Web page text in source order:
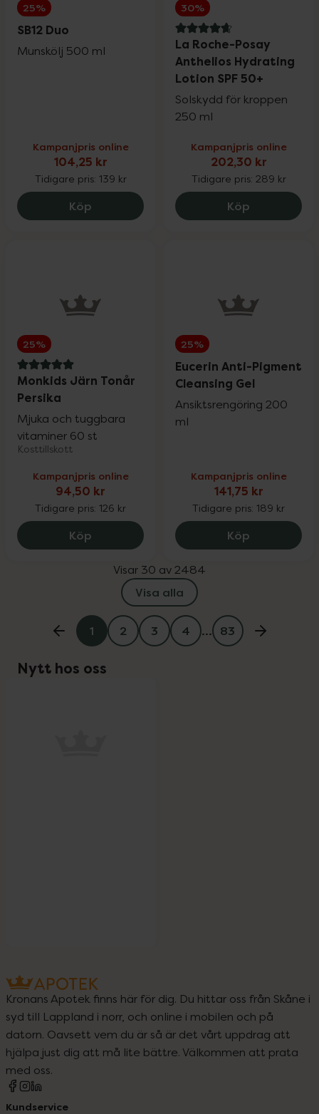
25%
SB12 Duo
Munskölj 500 ml
Kampanjpris online
104,25 kr
Tidigare pris: 139 kr
Köp SB12 Duo, 104.25 kr.
30%
4.8 av 5 i omdöme
La Roche-Posay
Anthelios Hydrating
Lotion SPF 50+
Solskydd för kroppen
250 ml
Kampanjpris online
202,30 kr
Tidigare pris: 289 kr
Köp La Roche-
25%
5 av 5 i omdöme
Monkids Järn Tonår
Persika
Mjuka och tuggbara
vitaminer 60 st
Kosttillskott
Kampanjpris online
94,50 kr
Tidigare pris: 126 kr
Köp Monkids Järn Tonår Persika, 94.5 kr.
25%
Eucerin Anti-Pigment
Cleansing Gel
Ansiktsrengöring 200
ml
Kampanjpris online
141,75 kr
Tidigare pris: 189 kr
Köp Eucerin
Visar 30 av 2484
Visa alla
1 2 3 4 … 83
Nytt hos oss
Kronans Apotek finns här för dig. Du hittar oss från Skåne i
syd till Lappland i norr, och online i mobilen och på
datorn. Oavsett vem du är så är det vårt uppdrag att
hjälpa just dig att må lite bättre. Välkommen att prata
med oss.
Kundservice